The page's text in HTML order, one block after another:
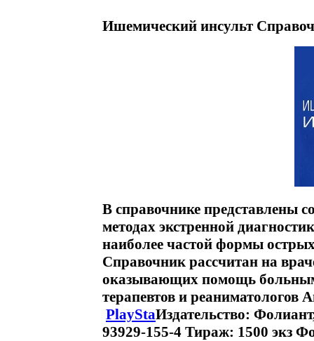
Ишемический инсульт
В справочнике представлены
методах экстренной
наиболее частой формы
Справочник рассчитан на
оказывающих помощь
терапевтов и
PlayStaИздательство:
93929-155-4 Тираж: 1500 экз